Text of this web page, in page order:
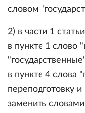
словом
2) в части 1
в пункте 1 слово
в пункте 4 слова
переподготовку
заменить